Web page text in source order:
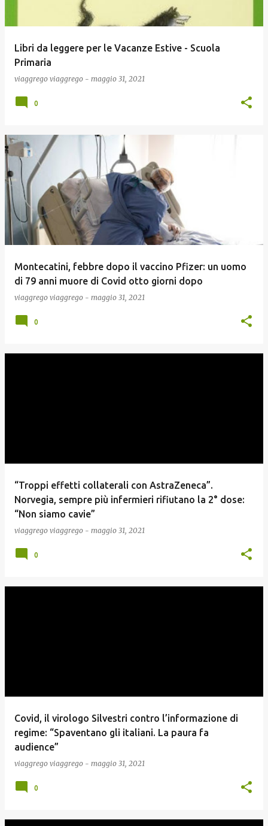
Libri da leggere per le Vacanze Estive - Scuola
Primaria
viaggrego viaggrego - maggio 31, 2021
0
Montecatini, febbre dopo il vaccino Pfizer: un uomo
di 79 anni muore di Covid otto giorni dopo
viaggrego viaggrego - maggio 31, 2021
0
“Troppi effetti collaterali con AstraZeneca”.
Norvegia, sempre più infermieri rifiutano la 2° dose:
“Non siamo cavie”
viaggrego viaggrego - maggio 31, 2021
0
Covid, il virologo Silvestri contro l’informazione di
regime: “Spaventano gli italiani. La paura fa
audience”
viaggrego viaggrego - maggio 31, 2021
0